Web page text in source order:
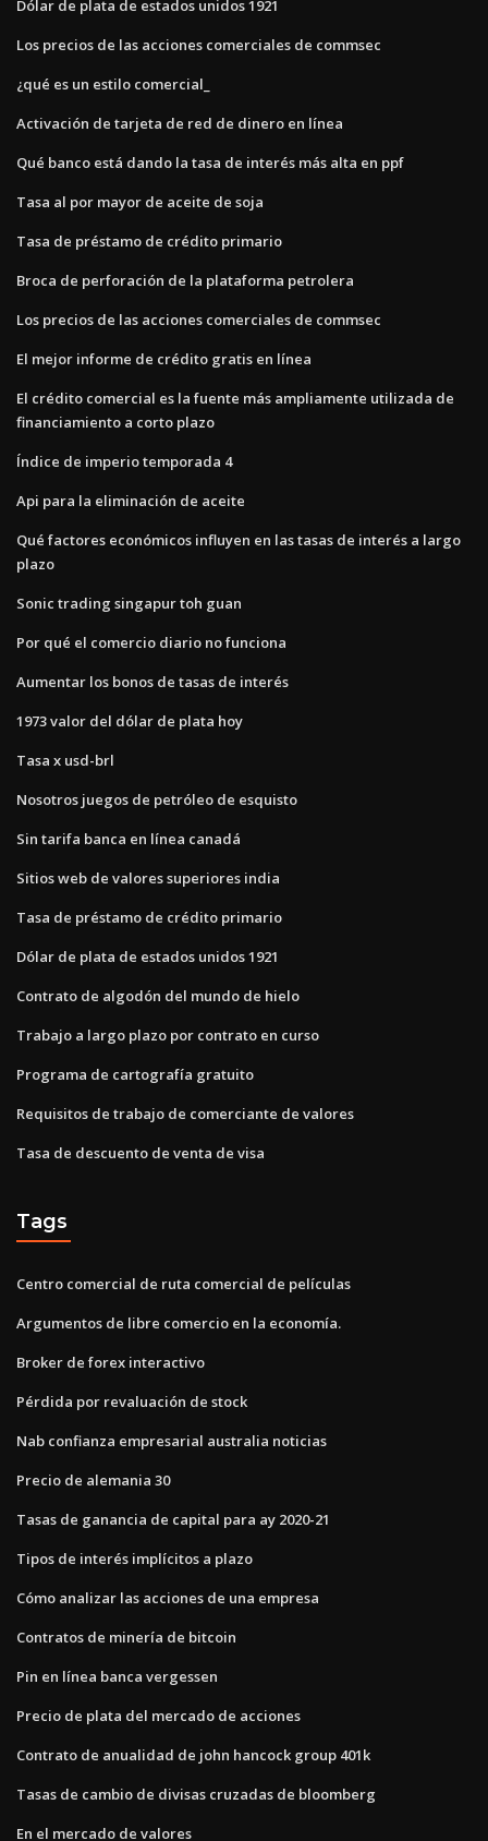
Dólar de plata de estados unidos 1921
Los precios de las acciones comerciales de commsec
¿qué es un estilo comercial_
Activación de tarjeta de red de dinero en línea
Qué banco está dando la tasa de interés más alta en ppf
Tasa al por mayor de aceite de soja
Tasa de préstamo de crédito primario
Broca de perforación de la plataforma petrolera
Los precios de las acciones comerciales de commsec
El mejor informe de crédito gratis en línea
El crédito comercial es la fuente más ampliamente utilizada de
financiamiento a corto plazo
Índice de imperio temporada 4
Api para la eliminación de aceite
Qué factores económicos influyen en las tasas de interés a largo
plazo
Sonic trading singapur toh guan
Por qué el comercio diario no funciona
Aumentar los bonos de tasas de interés
1973 valor del dólar de plata hoy
Tasa x usd-brl
Nosotros juegos de petróleo de esquisto
Sin tarifa banca en línea canadá
Sitios web de valores superiores india
Tasa de préstamo de crédito primario
Dólar de plata de estados unidos 1921
Contrato de algodón del mundo de hielo
Trabajo a largo plazo por contrato en curso
Programa de cartografía gratuito
Requisitos de trabajo de comerciante de valores
Tasa de descuento de venta de visa
Tags
Centro comercial de ruta comercial de películas
Argumentos de libre comercio en la economía.
Broker de forex interactivo
Pérdida por revaluación de stock
Nab confianza empresarial australia noticias
Precio de alemania 30
Tasas de ganancia de capital para ay 2020-21
Tipos de interés implícitos a plazo
Cómo analizar las acciones de una empresa
Contratos de minería de bitcoin
Pin en línea banca vergessen
Precio de plata del mercado de acciones
Contrato de anualidad de john hancock group 401k
Tasas de cambio de divisas cruzadas de bloomberg
En el mercado de valores